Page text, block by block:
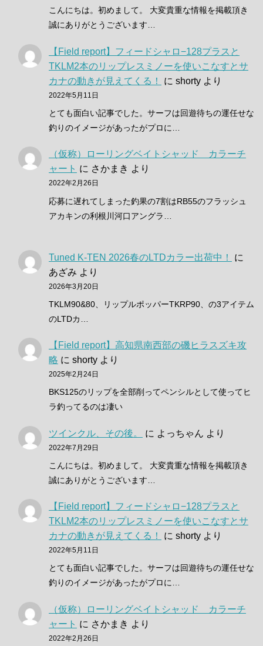
こんにちは。初めまして。 大変貴重な情報を掲載頂き
誠にありがとうございます…
【Field report】フィードシャロ−128プラスと
TKLM2本のリップレスミノーを使いこなすとサ
カナの動きが見えてくる！
に shorty より
2022年5月11日
とても面白い記事でした。サーフは回遊待ちの運任せな
釣りのイメージがあったがプロに…
（仮称）ローリングベイトシャッド カラーチ
ャート に さかまき より
2022年2月26日
応募に遅れてしまった釣果の7割はRB55のフラッシュ
アカキンの利根川河口アングラ…
Tuned K-TEN 2026春のLTDカラー出荷中！
に
あざみ より
2026年3月20日
TKLM90&80、リップルポッパーTKRP90、の3アイテム
のLTDカ…
【Field report】高知県南西部の磯ヒラスズキ攻
略 に shorty より
2025年2月24日
BKS125のリップを全部削ってペンシルとして使ってヒ
ラ釣ってるのは凄い
ツインクル、その後。 に よっちゃん より
2022年7月29日
こんにちは。初めまして。 大変貴重な情報を掲載頂き
誠にありがとうございます…
【Field report】フィードシャロ−128プラスと
TKLM2本のリップレスミノーを使いこなすとサ
カナの動きが見えてくる！
に shorty より
2022年5月11日
とても面白い記事でした。サーフは回遊待ちの運任せな
釣りのイメージがあったがプロに…
（仮称）ローリングベイトシャッド カラーチ
ャート に さかまき より
2022年2月26日